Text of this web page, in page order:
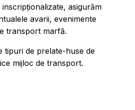
asigurăm
avarii, evenimente
transport marfă.
tipuri de prelate-huse de
mijloc de transport.